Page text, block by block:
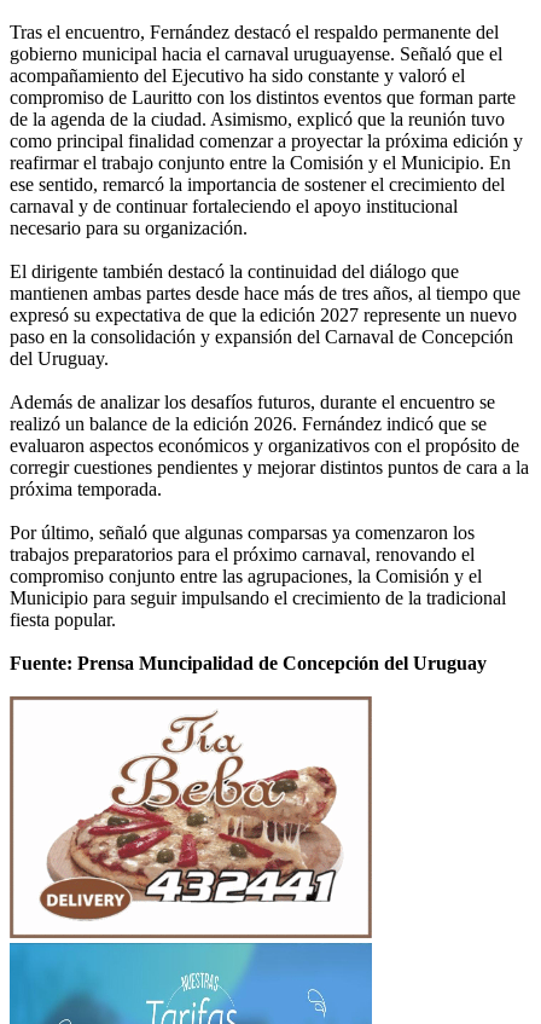
Tras el encuentro, Fernández destacó el respaldo permanente del
gobierno municipal hacia el carnaval uruguayense. Señaló que el
acompañamiento del Ejecutivo ha sido constante y valoró el
compromiso de Lauritto con los distintos eventos que forman parte
de la agenda de la ciudad. Asimismo, explicó que la reunión tuvo
como principal finalidad comenzar a proyectar la próxima edición y
reafirmar el trabajo conjunto entre la Comisión y el Municipio. En
ese sentido, remarcó la importancia de sostener el crecimiento del
carnaval y de continuar fortaleciendo el apoyo institucional
necesario para su organización.
El dirigente también destacó la continuidad del diálogo que
mantienen ambas partes desde hace más de tres años, al tiempo que
expresó su expectativa de que la edición 2027 represente un nuevo
paso en la consolidación y expansión del Carnaval de Concepción
del Uruguay.
Además de analizar los desafíos futuros, durante el encuentro se
realizó un balance de la edición 2026. Fernández indicó que se
evaluaron aspectos económicos y organizativos con el propósito de
corregir cuestiones pendientes y mejorar distintos puntos de cara a la
próxima temporada.
Por último, señaló que algunas comparsas ya comenzaron los
trabajos preparatorios para el próximo carnaval, renovando el
compromiso conjunto entre las agrupaciones, la Comisión y el
Municipio para seguir impulsando el crecimiento de la tradicional
fiesta popular.
Fuente: Prensa Muncipalidad de Concepción del Uruguay